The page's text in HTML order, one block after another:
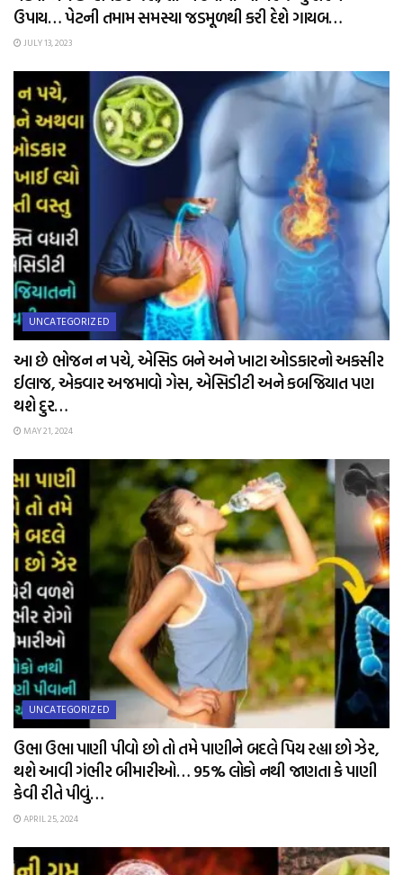
ઉપાય… પેટની તમામ સમસ્યા જડમૂળથી કરી દેશે ગાયબ…
JULY 13, 2023
UNCATEGORIZED
આ છે ભોજન ન પચે, એસિડ બને અને ખાટા ઓડકારનો અકસીર
ઈલાજ, એકવાર અજમાવો ગેસ, એસિડીટી અને કબજિયાત પણ
થશે દુર…
MAY 21, 2024
UNCATEGORIZED
ઉભા ઉભા પાણી પીવો છો તો તમે પાણીને બદલે પિય રહ્યા છો ઝેર,
થશે આવી ગંભીર બીમારીઓ… 95% લોકો નથી જાણતા કે પાણી
કેવી રીતે પીવું…
APRIL 25, 2024